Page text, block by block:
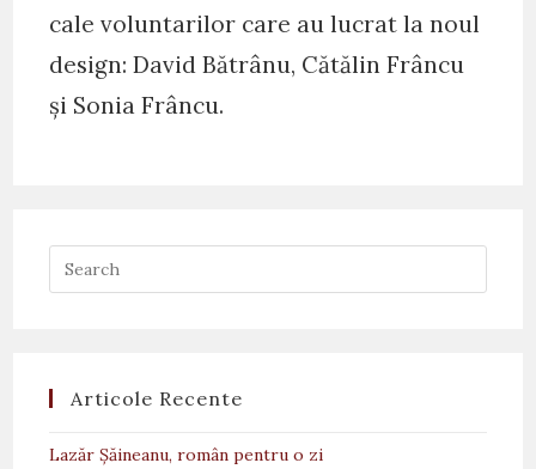
cale voluntarilor care au lucrat la noul
design: David Bătrânu, Cătălin Frâncu
și Sonia Frâncu.
Articole Recente
Lazăr Șăineanu, român pentru o zi